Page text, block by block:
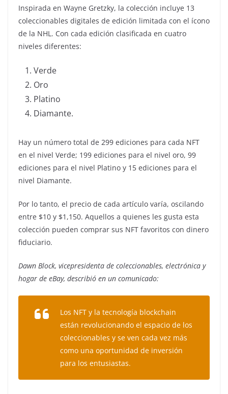
Inspirada en Wayne Gretzky, la colección incluye 13
coleccionables digitales de edición limitada con el ícono
de la NHL. Con cada edición clasificada en cuatro
niveles diferentes:
Verde
Oro
Platino
Diamante.
Hay un número total de 299 ediciones para cada NFT
en el nivel Verde; 199 ediciones para el nivel oro, 99
ediciones para el nivel Platino y 15 ediciones para el
nivel Diamante.
Por lo tanto, el precio de cada artículo varía, oscilando
entre $10 y $1,150. Aquellos a quienes les gusta esta
colección pueden comprar sus NFT favoritos con dinero
fiduciario.
Dawn Block, vicepresidenta de coleccionables, electrónica y
hogar de eBay, describió en un comunicado:
Los NFT y la tecnología blockchain
están revolucionando el espacio de los
coleccionables y se ven cada vez más
como una oportunidad de inversión
para los entusiastas.